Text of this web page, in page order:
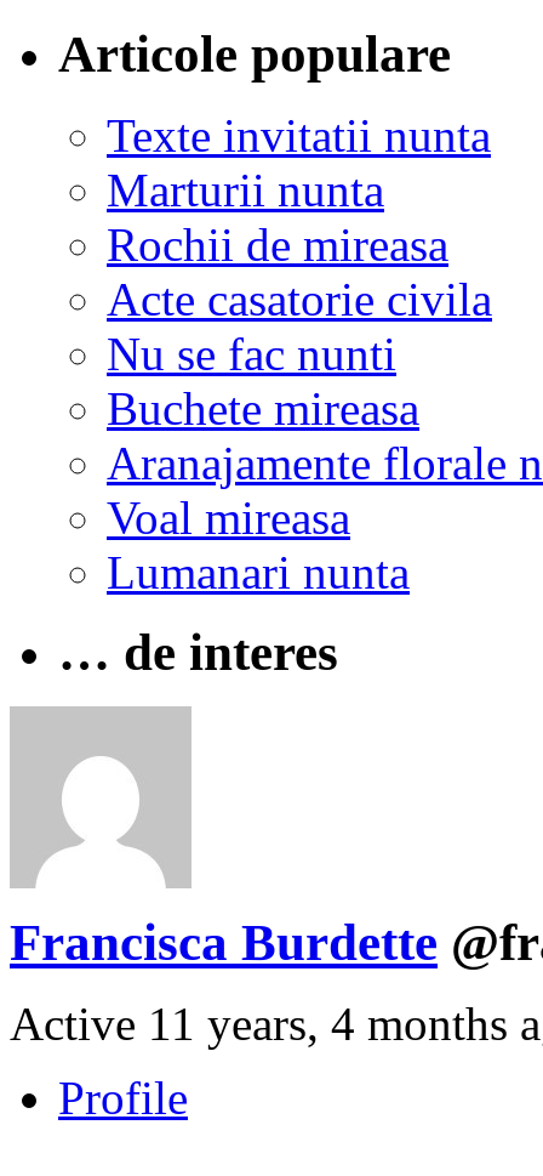
Articole populare
Texte invitatii nunta
Marturii nunta
Rochii de mireasa
Acte casatorie civila
Nu se fac nunti
Buchete mireasa
Aranajamente florale
Voal mireasa
Lumanari nunta
… de interes
Francisca Burdette
Active 11 years, 4 months
Profile